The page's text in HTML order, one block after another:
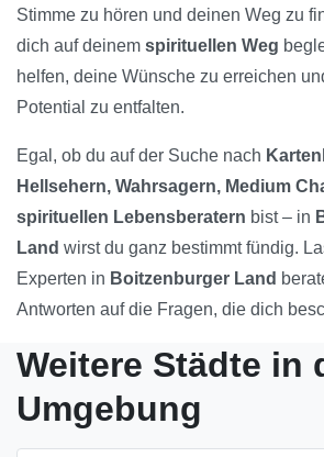
Stimme zu hören und deinen Weg zu
dich auf deinem spirituellen Weg
helfen, deine Wünsche zu erreichen
Potential zu entfalten.
Egal, ob du auf der Suche nach
Hellsehern, Wahrsagern, Medium
spirituellen Lebensberatern bist – in
Land wirst du ganz bestimmt fündig.
Experten in Boitzenburger Land
Antworten auf die Fragen, die dich
Weitere Städte in
Umgebung